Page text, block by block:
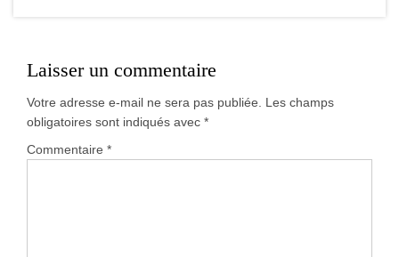
Laisser un commentaire
Votre adresse e-mail ne sera pas publiée. Les champs
obligatoires sont indiqués avec *
Commentaire *